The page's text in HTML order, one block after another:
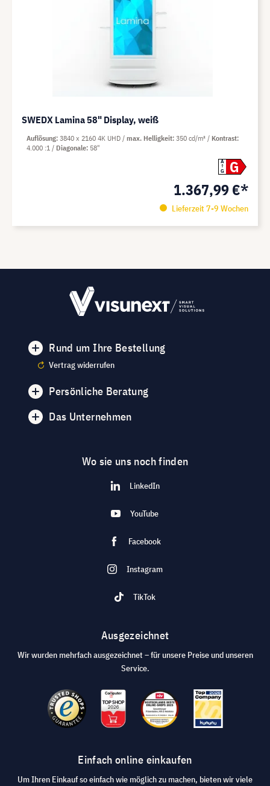
SWEDX Lamina 58" Display, weiß
A
G
G
1.367,99 €*
Lieferzeit 7-9 Wochen
Auflösung 3840 x 2160 4K UHD max. Helligkeit 350 cd/m²
Kontrast
4.000 :1
Diagonale 58"
Rund um Ihre Bestellung
Vertrag widerrufen
Persönliche Beratung
Das Unternehmen
Wo sie uns noch finden
LinkedIn
YouTube
Facebook
Instagram
TikTok
Ausgezeichnet
Wir wurden mehrfach ausgezeichnet – für unsere Preise und unseren
Service.
Einfach online einkaufen
Um Ihren Einkauf so einfach wie möglich zu machen, bieten wir viele